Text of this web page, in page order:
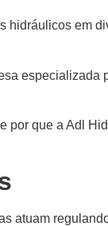
hidráulicos em
especializada
por que a Adl
atuam